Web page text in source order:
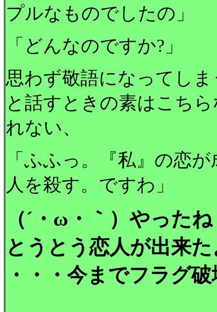
プルなものでしたの」
「どんなのですか?」
思わず敬語になってし
と話すときの素はこち
れない、
「ふふっ。『私』の恋
人を殺す。ですわ」
（´・ω・｀）やった
とうとう恋人が出来
・・・今までフラグ